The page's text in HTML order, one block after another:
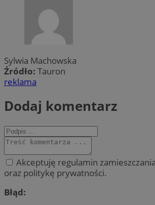
Sylwia Machowska
Źródło: Tauron
reklama
Dodaj komentarz
Akceptuję regulamin
oraz politykę prywatności.
Błąd: